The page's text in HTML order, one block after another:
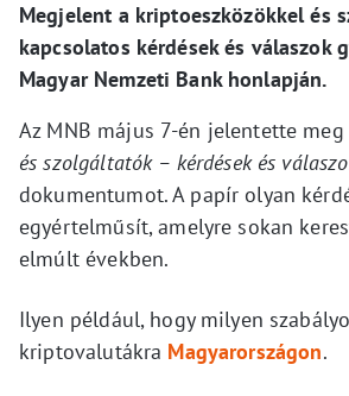
Megjelent a kriptoeszközökkel és
kapcsolatos kérdések és válaszok
Magyar Nemzeti Bank honlapján.
Az MNB május 7-én jelentette
és szolgáltatók – kérdések és
dokumentumot. A papír olyan
egyértelműsít, amelyre sokan
elmúlt években.
Ilyen például, hogy milyen
kriptovalutákra Magyarországon.